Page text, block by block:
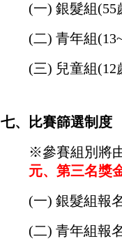
(一) 銀髮組(55
(二) 青年組
(三) 兒童組(12
七、比賽篩選制度
※參賽組別將
元、第三名獎
(一) 銀髮組報
(二) 青年組報